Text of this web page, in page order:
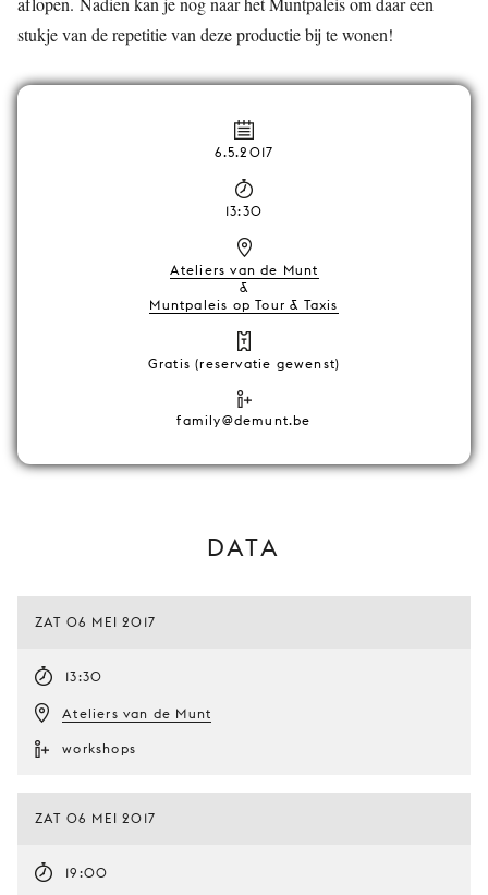
stukje van de repetitie van deze productie bij te wonen!
6.5.2017
13:30
Ateliers van de Munt
&
Muntpaleis op Tour & Taxis
Gratis (reservatie gewenst)
family@demunt.be
DATA
ZAT 06 MEI 2017
13:30
Ateliers van de Munt
workshops
ZAT 06 MEI 2017
19:00